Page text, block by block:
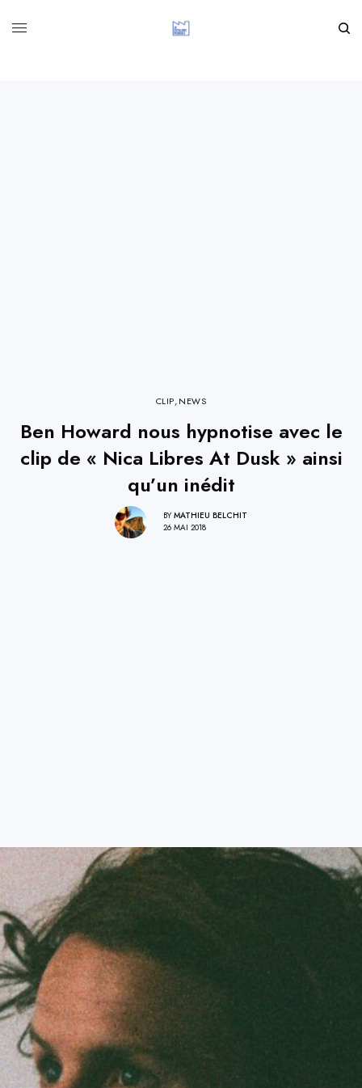
CLIP,NEWS
Ben Howard nous hypnotise avec le
clip de « Nica Libres At Dusk » ainsi
qu’un inédit
BY MATHIEU BELCHIT
26 MAI 2018